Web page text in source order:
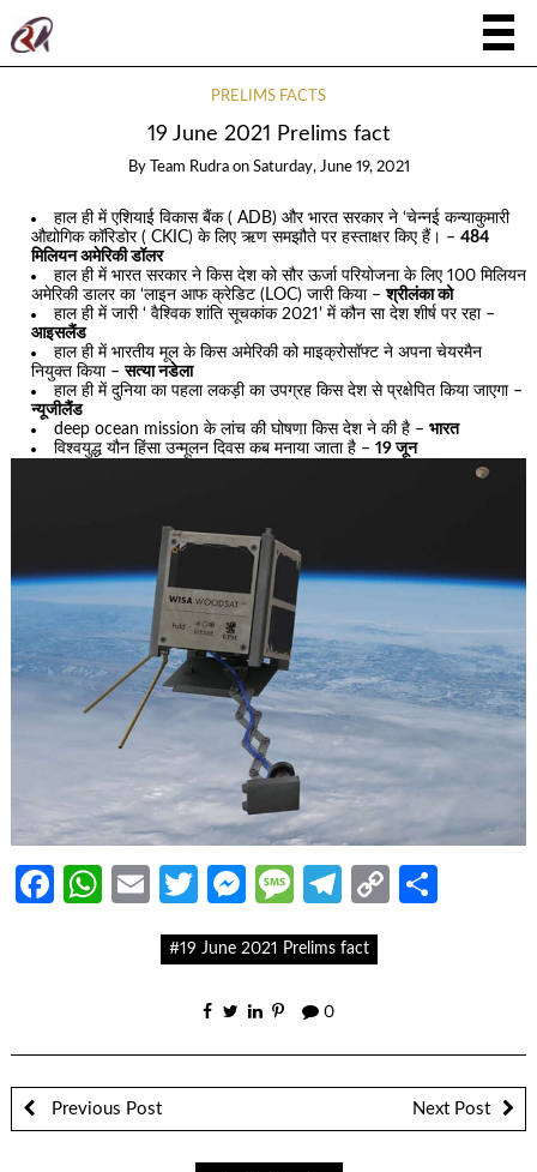
PRELIMS FACTS
19 June 2021 Prelims fact
By Team Rudra on Saturday, June 19, 2021
हाल ही में एशियाई विकास बैंक ( ADB) और भारत सरकार ने ‘चेन्नई कन्याकुमारी
औद्योगिक कॉरिडोर ( CKIC) के लिए ऋण समझौते पर हस्ताक्षर किए हैं। –484
मिलियन अमेरिकी डॉलर
हाल ही में भारत सरकार ने किस देश को सौर ऊर्जा परियोजना के लिए 100 मिलियन
अमेरिकी डालर का ‘लाइन आफ क्रेडिट (LOC) जारी किया –श्रीलंका को
हाल ही में जारी ‘ वैश्विक शांति सूचकांक 2021’ में कौन सा देश शीर्ष पर रहा –
आइसलैंड
हाल ही में भारतीय मूल के किस अमेरिकी को माइक्रोसॉफ्ट ने अपना चेयरमैन
नियुक्त किया –सत्या नडेला
हाल ही में दुनिया का पहला लकड़ी का उपग्रह किस देश से प्रक्षेपित किया जाएगा –
न्यूजीलैंड
deep ocean mission के लांच की घोषणा किस देश ने की है –भारत
विश्वयुद्ध यौन हिंसा उन्मूलन दिवस कब मनाया जाता है –19 जून
Facebook
WhatsApp
EmailTwitter
Messenger
Message
Telegram
Copy
#19 June 2021 Prelims fact
0
Previous Post Next Post